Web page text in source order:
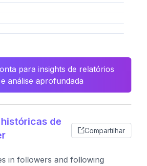
para insights de relatórios
análise aprofundada
de
Compartilhar
in followers and following